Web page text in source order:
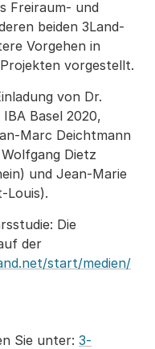
Freiraum- und
beiden 3Land-
Vorgehen in
vorgestellt.
von Dr.
Basel 2020,
Marc Deichtmann
Dietz
und Jean-Marie
Louis).
Die
der
start/medien/
Sie unter: 3-